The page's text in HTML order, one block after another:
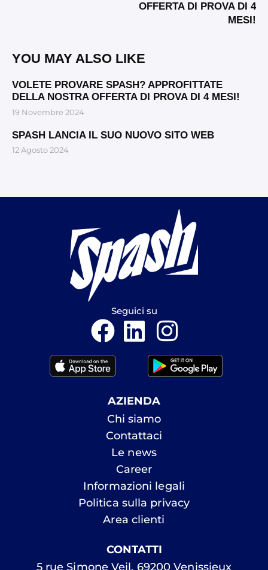
OFFERTA DI PROVA DI 4
MESI!
YOU MAY ALSO LIKE
VOLETE PROVARE SPASH? APPROFITTATE
DELLA NOSTRA OFFERTA DI PROVA DI 4 MESI!
19 Novembre 2024
SPASH LANCIA IL SUO NUOVO SITO WEB
12 Agosto 2024
Seguici su
AZIENDA
Chi siamo
Contattaci
Le news
Career
Informazioni legali
Politica sulla privacy
Area clienti
CONTATTI
5 rue Simone Veil, 69200 Venissieux